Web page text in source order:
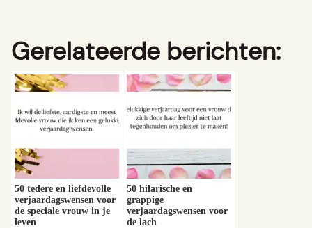
Gerelateerde berichten:
50 tedere en liefdevolle
verjaardagswensen voor
de speciale vrouw in je
leven
50 hilarische en
grappige
verjaardagswensen voor
de lach